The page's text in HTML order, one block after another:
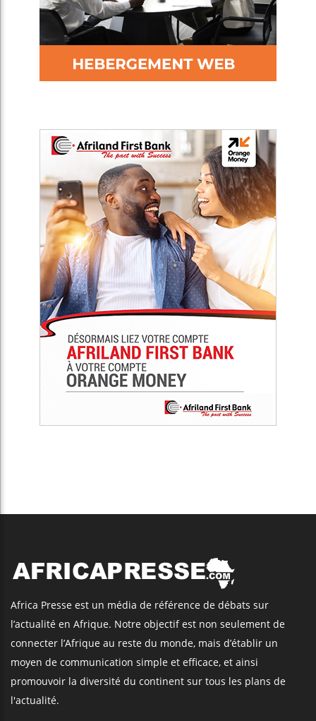
Africa Presse est un média de référence de débats sur
l’actualité en Afrique. Notre objectif est non seulement de
connecter l’Afrique au reste du monde, mais d’établir un
moyen de communication simple et efficace, et ainsi
promouvoir la diversité du continent sur tous les plans de
l'actualité.